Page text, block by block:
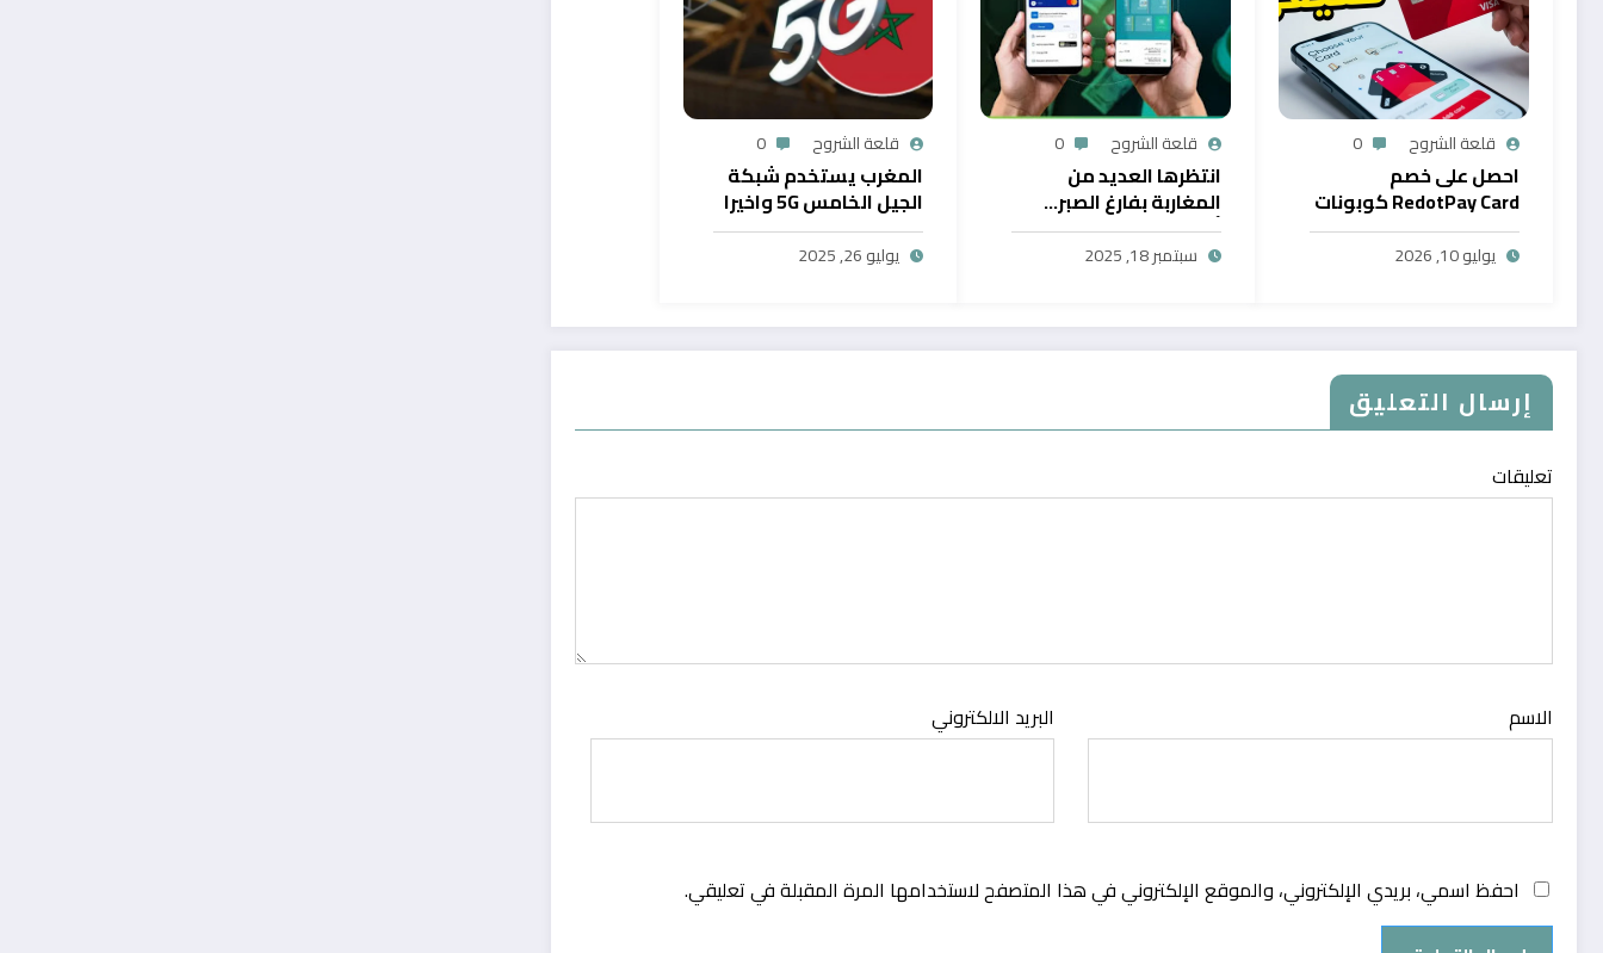
قلعة الشروح 0
احصل على خصم
RedotPay Card كوبونات
حصرية
يوليو 10, 2026
قلعة الشروح 0
انتظرها العديد من
المغاربة بفارغ الصبر…
أول خدمة رقمية تتيح
سحب الرصيد من بايبال
سبتمبر 18, 2025
قلعة الشروح 0
المغرب يستخدم شبكة
الجيل الخامس 5G واخيرا
يوليو 26, 2025
إرسال التعليق
تعليقات
الاسم البريد الالكتروني
احفظ اسمي، بريدي الإلكتروني، والموقع الإلكتروني في هذا المتصفح لاستخدامها المرة المقبلة في تعليقي.